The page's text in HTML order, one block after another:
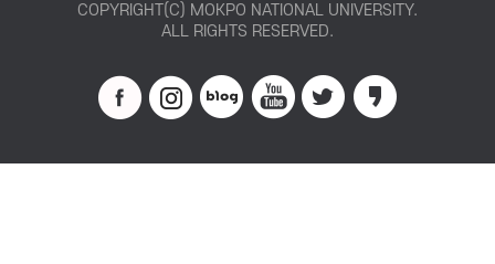
COPYRIGHT(C) MOKPO NATIONAL UNIVERSITY.
ALL RIGHTS RESERVED.